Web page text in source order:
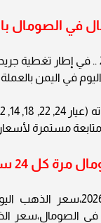
في الصومال
في اليمن بالعملة
مستمرة
كل 24 ساعة.
أسعار الذهب في الصومال
الصومال،سعر